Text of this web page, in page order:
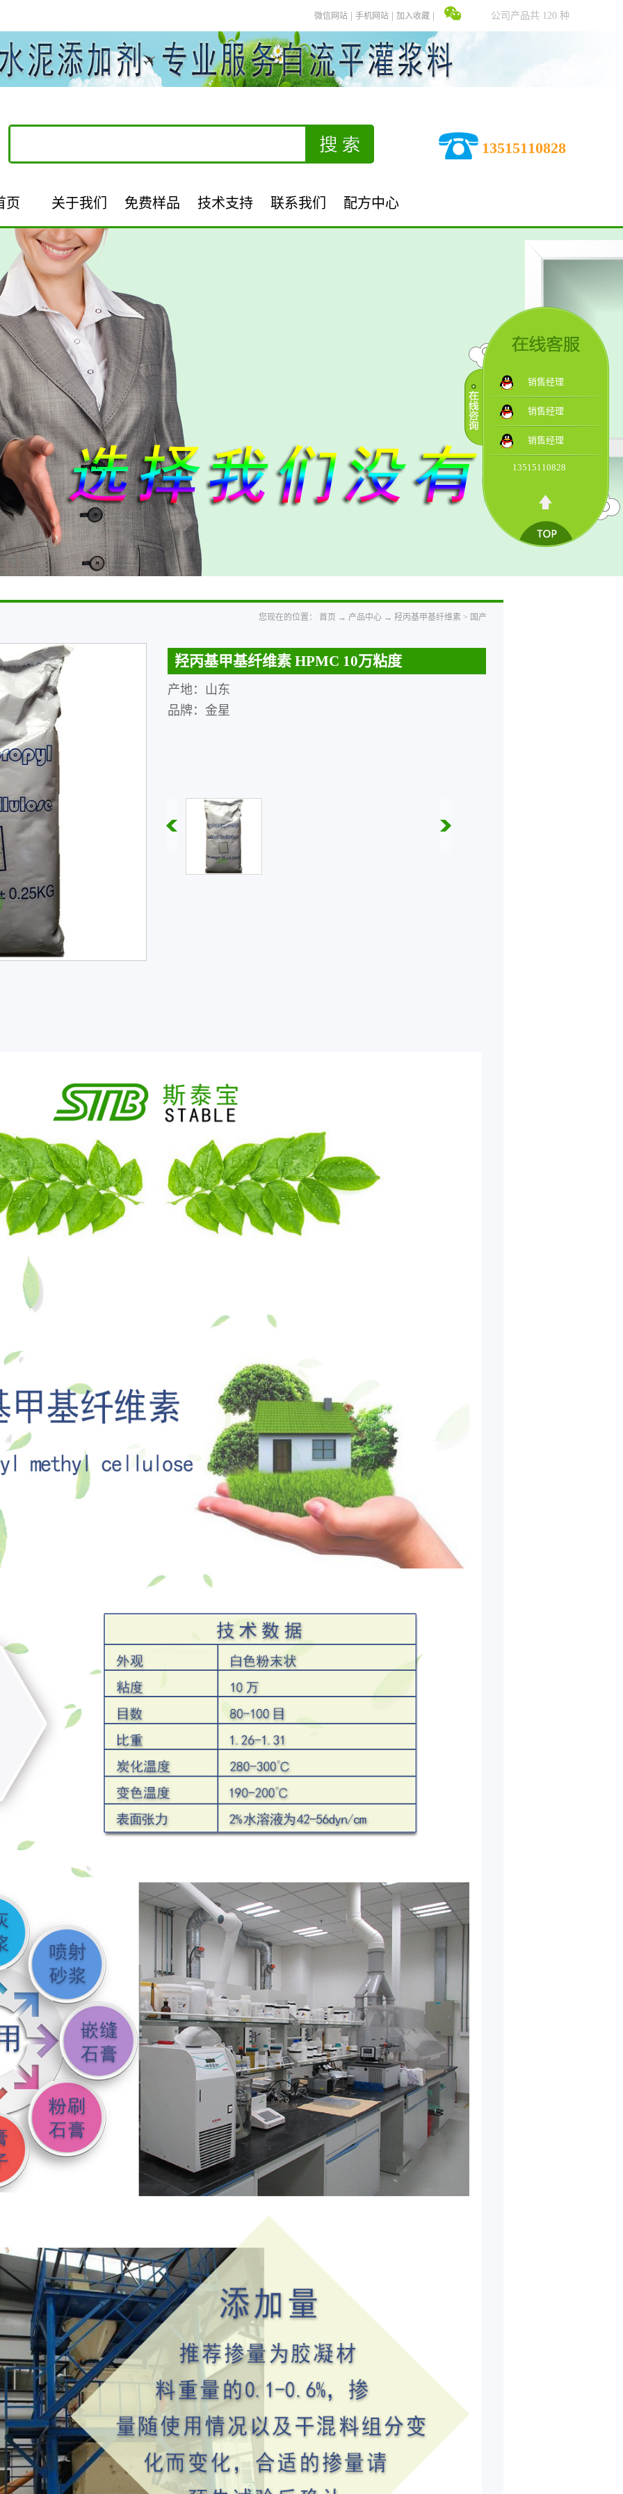
加入收藏
手机网站
微信网站 公司产品共 120 种
13515110828
页 关于我们 免费样品 技术支持 联系我们 配方中心
您现在的位置： 首页 → 产品中心 → 羟丙基甲基纤维素 > 国产
羟丙基甲基纤维素 HPMC 10万粘度
产地：山东
品牌：金星
销售经理
销售经理
销售经理
13515110828